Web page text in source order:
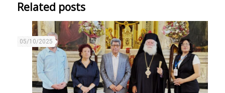
Related posts
05/10/2025